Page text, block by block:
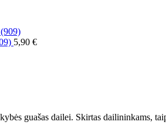
5,90 €
guašas dailei. Skirtas dailininkams,